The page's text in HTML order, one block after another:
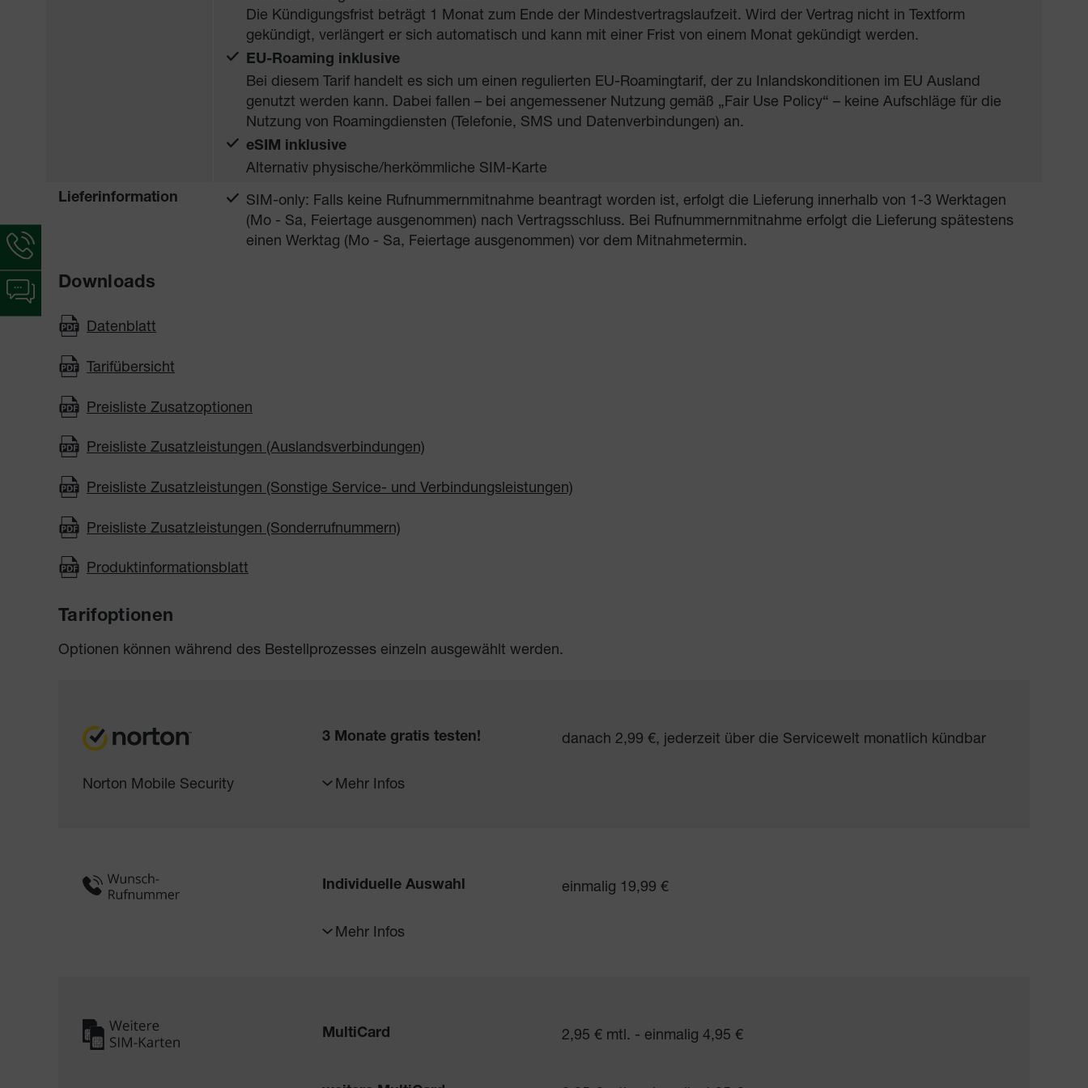
Die Kündigungsfrist beträgt 1 Monat zum Ende der Mindest­vertrags­laufzeit. Wird der Vertrag nicht in Textform
gekündigt, verlängert er sich automatisch und kann mit einer Frist von einem Monat gekündigt werden.
EU-Roaming inklusive
Bei diesem Tarif handelt es sich um einen regulierten EU-Roamingtarif, der zu Inlandskonditionen im EU Ausland
genutzt werden kann. Dabei fallen – bei angemessener Nutzung gemäß „Fair Use Policy“ – keine Aufschläge für die
Nutzung von Roamingdiensten (Telefonie, SMS und Datenverbindungen) an.
eSIM inklusive
Alternativ physische/herkömmliche SIM-Karte
Lieferinformation
SIM-only: Falls keine Rufnummernmitnahme beantragt worden ist, erfolgt die Lieferung innerhalb von 1-3 Werktagen
(Mo - Sa, Feiertage ausgenommen) nach Vertragsschluss. Bei Rufnummernmitnahme erfolgt die Lieferung spätestens
einen Werktag (Mo - Sa, Feiertage ausgenommen) vor dem Mitnahmetermin.
Downloads
Datenblatt
Tarifübersicht
Preisliste Zusatzoptionen
Preisliste Zusatzleistungen (Auslandsverbindungen)
Preisliste Zusatzleistungen (Sonstige Service- und Verbindungsleistungen)
Preisliste Zusatzleistungen (Sonderrufnummern)
Produktinformationsblatt
Tarifoptionen
Optionen können während des Bestellprozesses einzeln ausgewählt werden.
Norton Mobile Security
3 Monate gratis testen! danach 2,99 €, jederzeit über die Servicewelt monatlich kündbar
Mehr Infos
Individuelle Auswahl einmalig 19,99 €
Mehr Infos
MultiCard 2,95 € mtl. - einmalig 4,95 €
Hotline-
Informationen
werden
angezeigt
Chat-
Informationen
angezeigt